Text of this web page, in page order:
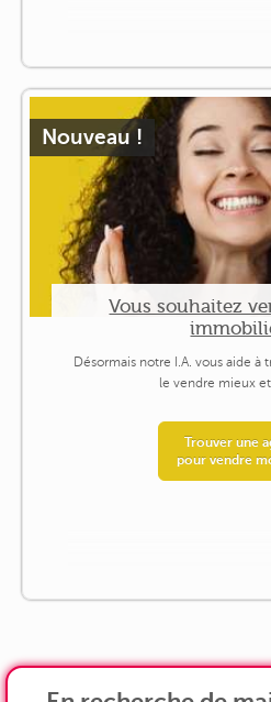
Nouveau !
Vous souhaitez
Désormais notre I.A. vous aide à
le vendre mieux
Trouver une
pour vendre